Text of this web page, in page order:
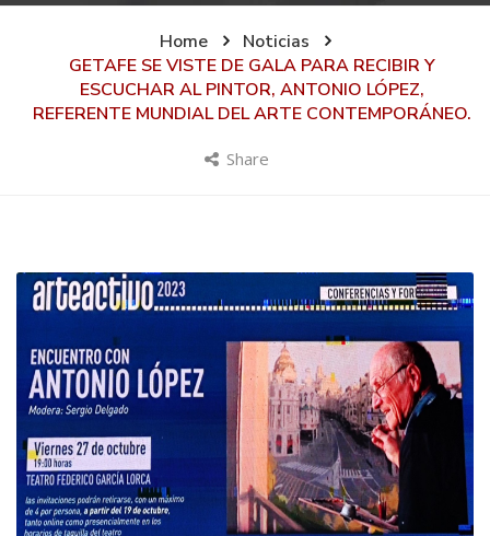
Home
Noticias
GETAFE SE VISTE DE GALA PARA RECIBIR Y
ESCUCHAR AL PINTOR, ANTONIO LÓPEZ,
REFERENTE MUNDIAL DEL ARTE CONTEMPORÁNEO.
Share